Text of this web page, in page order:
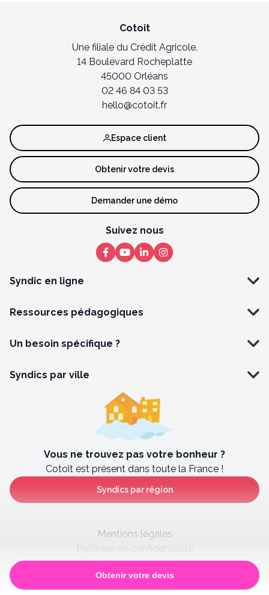
Obtenir votre devis
Cotoit
Une filiale du Crédit Agricole.
14 Boulevard Rocheplatte
45000 Orléans
02 46 84 03 53
hello@cotoit.fr
Syndic en ligne
Ressources pédagogiques
Un besoin spécifique ?
Espace client
Obtenir votre devis
Demander une démo
Suivez nous
Syndics par ville
Vous ne trouvez pas votre bonheur ?
Cotoit est présent dans toute la France !
Syndics par région
Mentions légales
Politique de confidentialité
Paramètres des cookies
Satisfaction client